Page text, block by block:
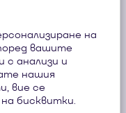
на
да обработваме
на сайта с
файлове, които
на
вашите
с анализи и
нашия
вие се
бисквитки.